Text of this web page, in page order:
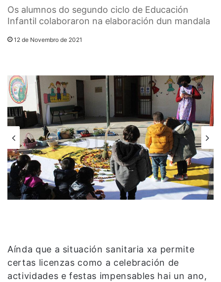
Os alumnos do segundo ciclo de Educación
Infantil colaboraron na elaboración dun mandala
12 de Novembro de 2021
Aínda que a situación sanitaria xa permite
certas licenzas como a celebración de
actividades e festas impensables hai un ano,